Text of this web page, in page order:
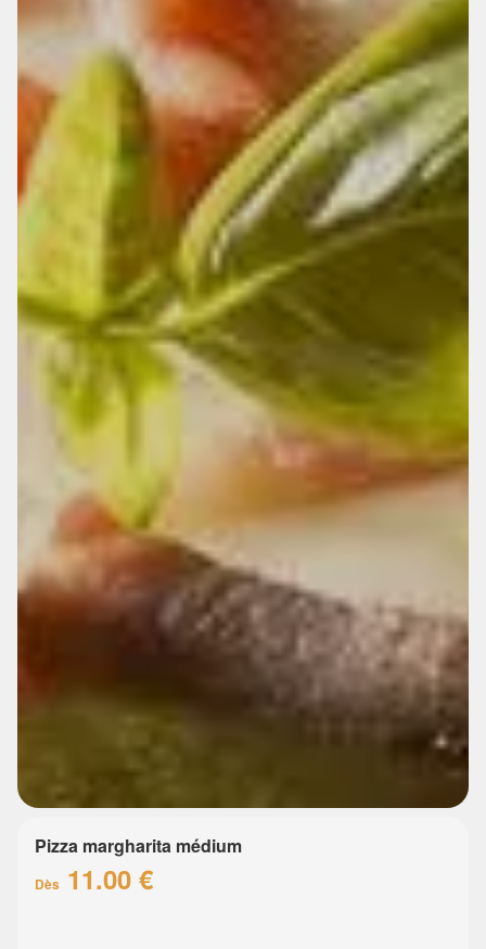
Pizza margharita médium
Dès 11.00 €